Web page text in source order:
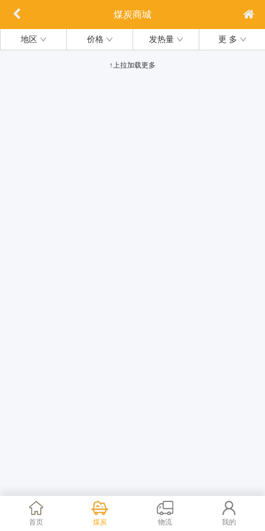
煤炭商城
地区 价格 发热量 更 多
↑上拉加载更多
首页 煤炭 物流 我的